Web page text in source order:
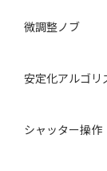
微調整ノブ
安定化アルゴリ
シャッター操作